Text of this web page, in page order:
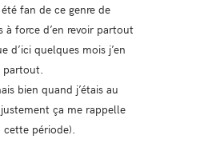
été fan de ce genre de
à force d’en revoir partout
d’ici quelques mois j’en
partout.
bien quand j’étais au
ça me rappelle
période).